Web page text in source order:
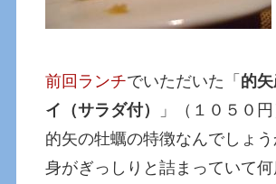
前回ランチでいただいた「 的
イ（サラダ付）
」（１０５０円
的矢の牡蠣の特徴なんでしょ
身がぎっしりと詰まっていて